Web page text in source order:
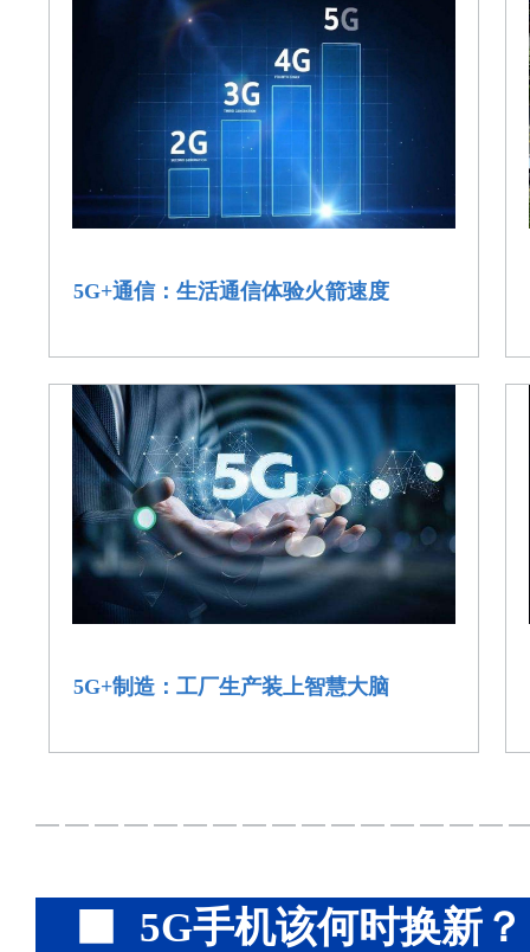
5G+通信：生活通信体验火箭速度
5G+制造：工厂生产装上智慧大脑
5G手机该何时换新？